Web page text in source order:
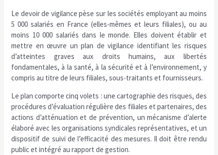
Le devoir de vigilance pèse sur les sociétés employant au moins
5 000 salariés en France (elles-mêmes et leurs filiales), ou au
moins 10 000 salariés dans le monde. Elles doivent établir et
mettre en œuvre un plan de vigilance identifiant les risques
d’atteintes graves aux droits humains, aux libertés
fondamentales, à la santé, à la sécurité et à l’environnement, y
compris au titre de leurs filiales, sous-traitants et fournisseurs.
Le plan comporte cinq volets : une cartographie des risques, des
procédures d’évaluation régulière des filiales et partenaires, des
actions d’atténuation et de prévention, un mécanisme d’alerte
élaboré avec les organisations syndicales représentatives, et un
dispositif de suivi de l’efficacité des mesures. Il doit être rendu
public et intégré au rapport de gestion.